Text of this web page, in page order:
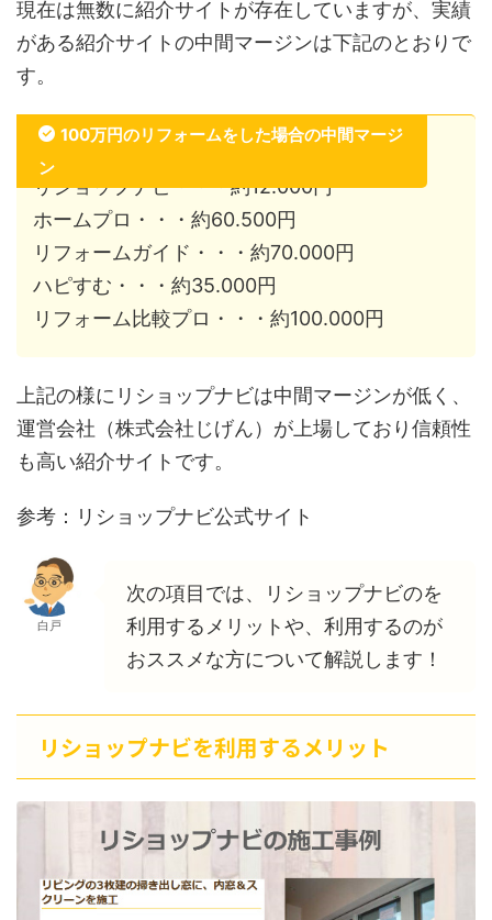
現在は無数に紹介サイトが存在していますが、実績
がある紹介サイトの中間マージンは下記のとおりで
す。
100万円のリフォームをした場合の中間マージ
ン
リショップナビ・・・約12.000円
ホームプロ・・・約60.500円
リフォームガイド・・・約70.000円
ハピすむ・・・約35.000円
リフォーム比較プロ・・・約100.000円
上記の様にリショップナビは中間マージンが低く、
運営会社（株式会社じげん）が上場しており信頼性
も高い紹介サイトです。
参考：リショップナビ公式サイト
白戸
次の項目では、リショップナビのを
利用するメリットや、利用するのが
おススメな方について解説します！
リショップナビを利用するメリット